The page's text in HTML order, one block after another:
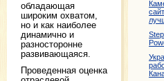
обладающая
широким охватом,
но и как наиболее
динамично и
разносторонне
развивающаяся.
Проведенная оценка